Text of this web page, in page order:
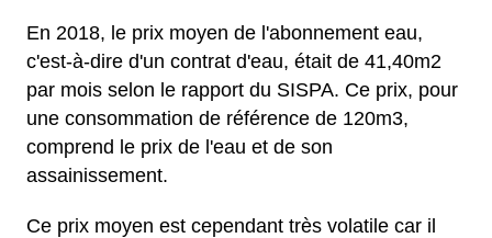
En 2018, le prix moyen de l'abonnement eau,
c'est-à-dire d'un contrat d'eau, était de 41,40m2
par mois selon le rapport du SISPA. Ce prix, pour
une consommation de référence de 120m3,
comprend le prix de l'eau et de son
assainissement.
Ce prix moyen est cependant très volatile car il